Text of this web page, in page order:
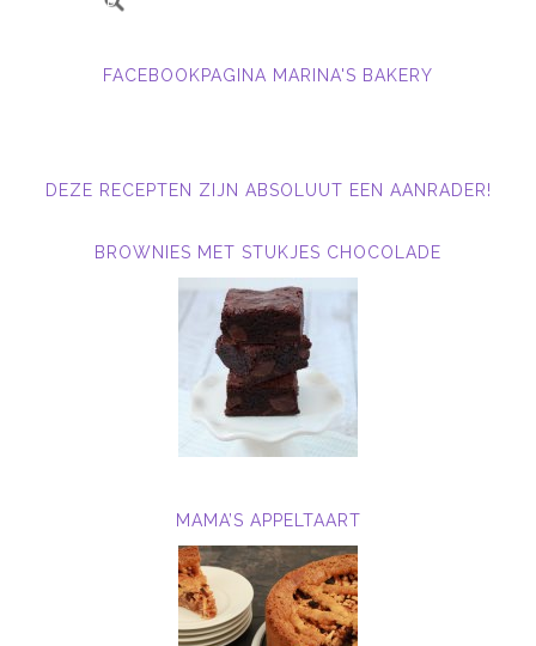
FACEBOOKPAGINA MARINA'S BAKERY
DEZE RECEPTEN ZIJN ABSOLUUT EEN AANRADER!
BROWNIES MET STUKJES CHOCOLADE
MAMA’S APPELTAART